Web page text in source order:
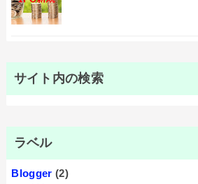
サイト内の検索
ラベル
Blogger (2)